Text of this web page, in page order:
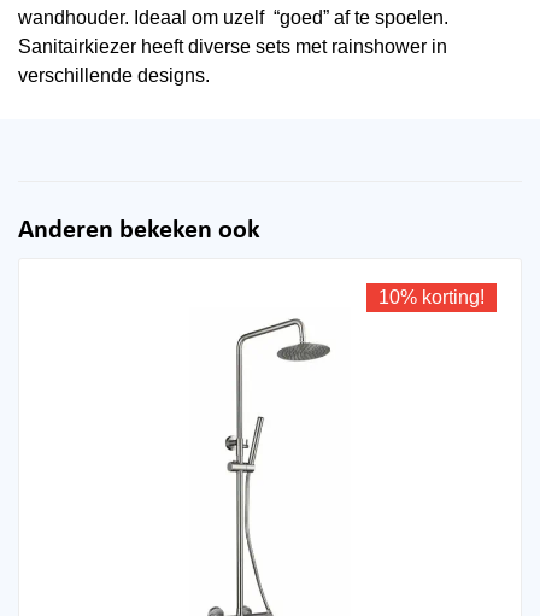
wandhouder. Ideaal om uzelf “goed” af te spoelen.
Sanitairkiezer heeft diverse sets met rainshower in
verschillende designs.
Anderen bekeken ook
10% korting!